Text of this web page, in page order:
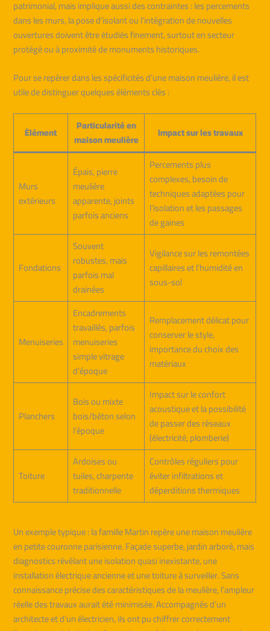
patrimonial, mais implique aussi des contraintes : les percements
dans les murs, la pose d’isolant ou l’intégration de nouvelles
ouvertures doivent être étudiés finement, surtout en secteur
protégé ou à proximité de monuments historiques.
Pour se repérer dans les spécificités d’une maison meulière, il est
utile de distinguer quelques éléments clés :
Élément
Particularité en
maison meulière
Impact sur les travaux
Murs
extérieurs
Épais, pierre
meulière
apparente, joints
parfois anciens
Percements plus
complexes, besoin de
techniques adaptées pour
l’isolation et les passages
de gaines
Fondations
Souvent
robustes, mais
parfois mal
drainées
Vigilance sur les remontées
capillaires et l’humidité en
sous-sol
Menuiseries
Encadrements
travaillés, parfois
menuiseries
simple vitrage
d’époque
Remplacement délicat pour
conserver le style,
importance du choix des
matériaux
Planchers
Bois ou mixte
bois/béton selon
l’époque
Impact sur le confort
acoustique et la possibilité
de passer des réseaux
(électricité, plomberie)
Toiture
Ardoises ou
tuiles, charpente
traditionnelle
Contrôles réguliers pour
éviter infiltrations et
déperditions thermiques
Un exemple typique : la famille Martin repère une maison meulière
en petite couronne parisienne. Façade superbe, jardin arboré, mais
diagnostics révélant une isolation quasi inexistante, une
installation électrique ancienne et une toiture à surveiller. Sans
connaissance précise des caractéristiques de la meulière, l’ampleur
réelle des travaux aurait été minimisée. Accompagnés d’un
architecte et d’un électricien, ils ont pu chiffrer correctement